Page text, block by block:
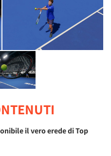
il vero erede di Top